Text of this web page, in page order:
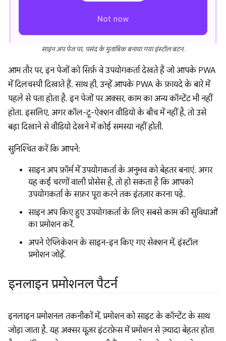
साइन अप पेज पर, पसंद के मुताबिक बनाया गया इंस्टॉल बटन.
आम तौर पर, इन पेजों को सिर्फ़ वे उपयोगकर्ता देखते हैं जो आपके PWA
में दिलचस्पी दिखाते हैं. साथ ही, उन्हें आपके PWA के फ़ायदे के बारे में
पहले से पता होता है. इन पेजों पर अक्सर, काम का अन्य कॉन्टेंट भी नहीं
होता. इसलिए, अगर कॉल-टू-ऐक्शन वीडियो के बीच में नहीं है, तो उसे
बड़ा दिखाने से वीडियो देखने में कोई समस्या नहीं होती.
सुनिश्चित करें कि आपने:
साइन अप फ़ॉर्म में उपयोगकर्ता के अनुभव को बेहतर बनाएं. अगर
यह कई चरणों वाली प्रोसेस है, तो हो सकता है कि आपको
उपयोगकर्ता के सफ़र पूरा करने तक इंतज़ार करना पड़े.
साइन अप किए हुए उपयोगकर्ता के लिए सबसे काम की सुविधाओं
का प्रमोशन करें.
अपने ऐप्लिकेशन के साइन-इन किए गए सेक्शन में, इंस्टॉल
प्रमोशन जोड़ें.
इनलाइन प्रमोशनल पैटर्न
इनलाइन प्रमोशनल तकनीकों में, प्रमोशन को साइट के कॉन्टेंट के साथ
जोड़ा जाता है. यह अक्सर यूज़र इंटरफ़ेस में प्रमोशन से ज़्यादा बेहतर होता